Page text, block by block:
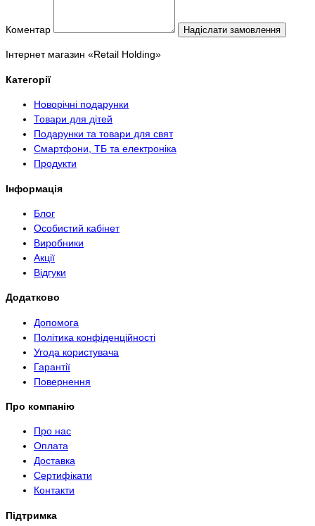
Коментар Надіслати замовлення
Інтернет магазин «Retail Holding»
Категорії
Новорічні подарунки
Товари для дітей
Подарунки та товари для свят
Смартфони, ТБ та електроніка
Продукти
Інформація
Блог
Особистий кабінет
Виробники
Акції
Відгуки
Додатково
Допомога
Політика конфіденційності
Угода користувача
Гарантії
Повернення
Про компанію
Про нас
Оплата
Доставка
Сертифікати
Контакти
Підтримка